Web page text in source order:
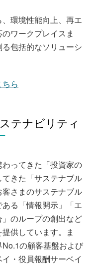
環境性能向上、再エ
ワークプレイスま
包括的なソリューシ
ちら
テナビリティ
ってきた「投資家の
きた「サステナブル
さまのサステナブル
る「情報開示」「エ
のループの創出など
供しています。ま
の顧客基盤および
・役員報酬サーベイ